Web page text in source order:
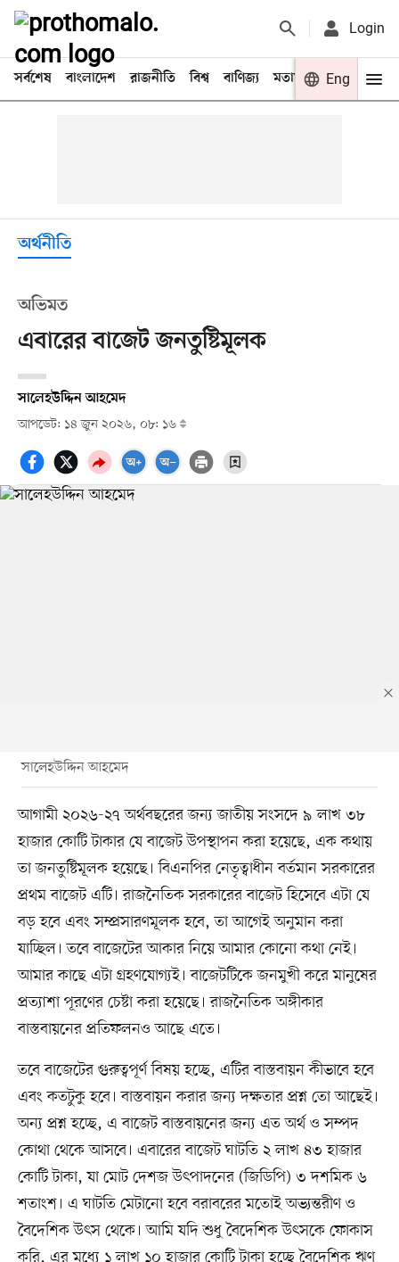
Login
সর্বশেষ বাংলাদেশ রাজনীতি বিশ্ব বাণিজ্য মতামত খেলা
Eng
অর্থনীতি
অভিমত
এবারের বাজেট জনতুষ্টিমূলক
সালেহউদ্দিন আহমেদ
আপডেট: ১৪ জুন ২০২৬, ০৮: ১৬
সালেহউদ্দিন আহমেদ
আগামী ২০২৬-২৭ অর্থবছরের জন্য জাতীয় সংসদে ৯ লাখ ৩৮
হাজার কোটি টাকার যে বাজেট উপস্থাপন করা হয়েছে, এক কথায়
তা জনতুষ্টিমূলক হয়েছে। বিএনপির নেতৃত্বাধীন বর্তমান সরকারের
প্রথম বাজেট এটি। রাজনৈতিক সরকারের বাজেট হিসেবে এটা যে
বড় হবে এবং সম্প্রসারণমূলক হবে, তা আগেই অনুমান করা
যাচ্ছিল। তবে বাজেটের আকার নিয়ে আমার কোনো কথা নেই।
আমার কাছে এটা গ্রহণযোগ্যই। বাজেটটিকে জনমুখী করে মানুষের
প্রত্যাশা পূরণের চেষ্টা করা হয়েছে। রাজনৈতিক অঙ্গীকার
বাস্তবায়নের প্রতিফলনও আছে এতে।
তবে বাজেটের গুরুত্বপূর্ণ বিষয় হচ্ছে, এটির বাস্তবায়ন কীভাবে হবে
এবং কতটুকু হবে। বাস্তবায়ন করার জন্য দক্ষতার প্রশ্ন তো আছেই।
অন্য প্রশ্ন হচ্ছে, এ বাজেট বাস্তবায়নের জন্য এত অর্থ ও সম্পদ
কোথা থেকে আসবে। এবারের বাজেট ঘাটতি ২ লাখ ৪৩ হাজার
কোটি টাকা, যা মোট দেশজ উৎপাদনের (জিডিপি) ৩ দশমিক ৬
শতাংশ। এ ঘাটতি মেটানো হবে বরাবরের মতোই অভ্যন্তরীণ ও
বৈদেশিক উৎস থেকে। আমি যদি শুধু বৈদেশিক উৎসকে ফোকাস
করি, এর মধ্যে ১ লাখ ১০ হাজার কোটি টাকা হচ্ছে বৈদেশিক ঋণ